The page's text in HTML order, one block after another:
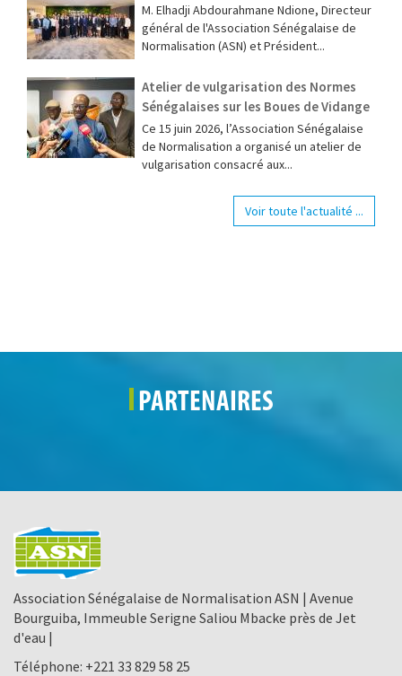
M. Elhadji Abdourahmane Ndione, Directeur
général de l'Association Sénégalaise de
Normalisation (ASN) et Président...
Atelier de vulgarisation des Normes
Sénégalaises sur les Boues de Vidange
Ce 15 juin 2026, l’Association Sénégalaise
de Normalisation a organisé un atelier de
vulgarisation consacré aux...
Voir toute l'actualité ...
PARTENAIRES
Association Sénégalaise de Normalisation ASN | Avenue
Bourguiba, Immeuble Serigne Saliou Mbacke près de Jet
d'eau |
Téléphone: +221 33 829 58 25